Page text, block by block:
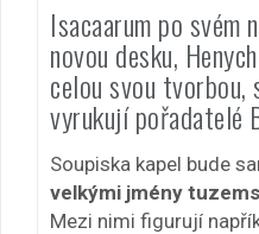
Isacaarum po svém
novou desku,
celou svou tvorbou,
vyrukují pořadatelé
Soupiska kapel bude
velkými jmény
Mezi nimi figurují